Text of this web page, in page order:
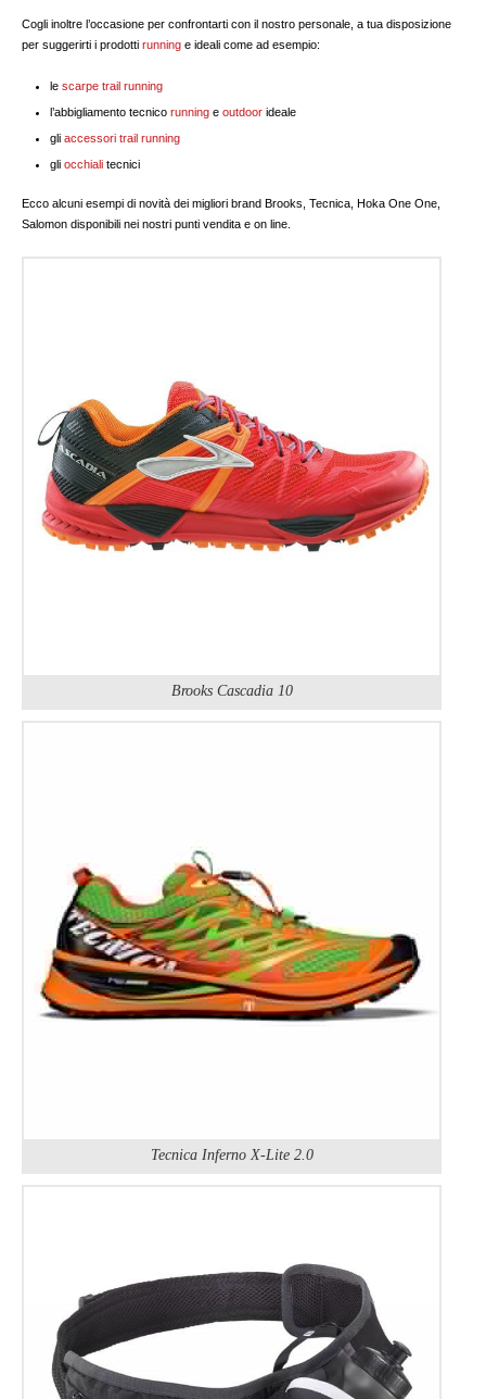
Cogli inoltre l’occasione per confrontarti con il nostro personale, a tua disposizione
per suggerirti i prodottirunning e ideali come ad esempio:
lescarpe trail running
l’abbigliamento tecnicorunning eoutdoor ideale
gliaccessori trail running
gliocchiali tecnici
Ecco alcuni esempi di novità dei migliori brand Brooks, Tecnica, Hoka One One,
Salomon disponibili nei nostri punti vendita e on line.
Brooks Cascadia 10
Tecnica Inferno X-Lite 2.0